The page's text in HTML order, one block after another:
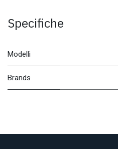
Specifiche
Modelli
Brands